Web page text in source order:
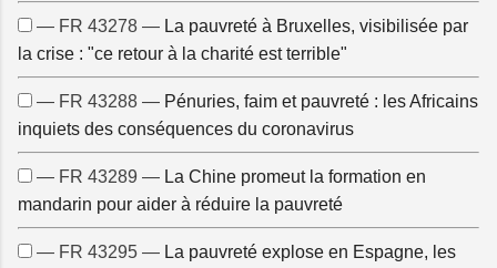
— FR 43278 — La pauvreté à Bruxelles, visibilisée par
la crise : "ce retour à la charité est terrible"
— FR 43288 — Pénuries, faim et pauvreté : les Africains
inquiets des conséquences du coronavirus
— FR 43289 — La Chine promeut la formation en
mandarin pour aider à réduire la pauvreté
— FR 43295 — La pauvreté explose en Espagne, les